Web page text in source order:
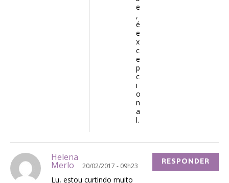
e
,
é
e
x
c
e
p
c
i
o
n
a
l.
Helena
Merlo 20/02/2017 - 09h23
Lu, estou curtindo muito
RESPONDER